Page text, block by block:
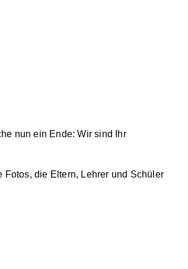
nun ein Ende:Wir sind Ihr
Fotos, die Eltern, Lehrer und Schüler